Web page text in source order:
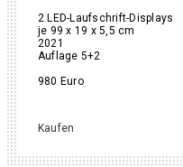
2 LED-Laufschrift-Displays
je 99 x 19 x 5,5 cm
2021
Auflage 5+2
980 Euro
Kaufen